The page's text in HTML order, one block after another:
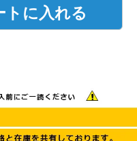
トに入れる